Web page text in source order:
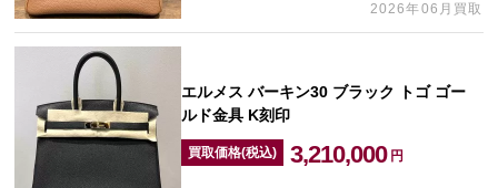
2026年06月買取
エルメス バーキン30 ブラック トゴ ゴー
ルド金具 K刻印
買取価格(税込) 3,210,000 円